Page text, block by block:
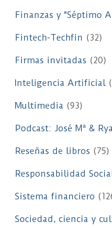
Finanzas y "Séptimo
Fintech-Techfin (32)
Firmas invitadas (20)
Inteligencia Artificial
Multimedia (93)
Podcast: José Mª &
Reseñas de libros (75)
Responsabilidad
Sistema financiero
Sociedad, ciencia y